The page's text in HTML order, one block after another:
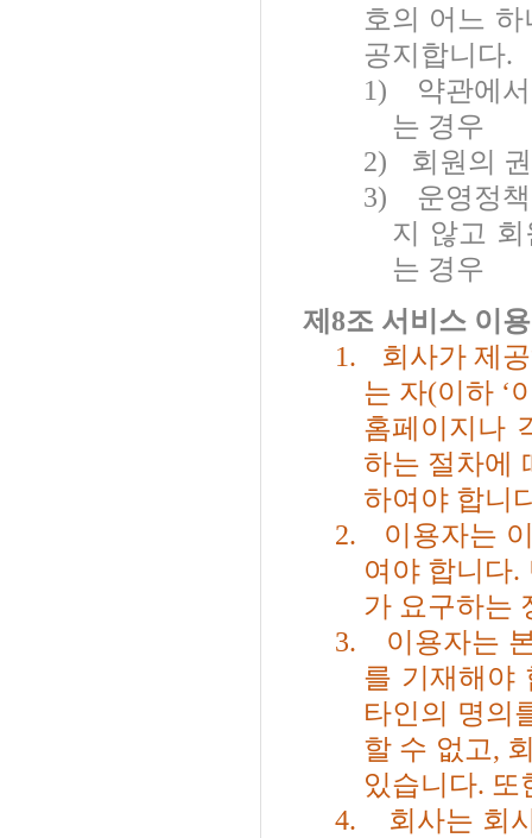
호의 어느
공지합니다.
1)
약관에
는 경우
2)
회원의
3)
운영정
지 않고
는 경우
제 8조 서비스 이
1.
회사가 제
는 자(이하 ‘
홈페이지나
하는 절차에
하여야 합니
2.
이용자는
여야 합니다.
가 요구하는
3.
이용자는
를 기재해야
타인의 명의
할 수 없고,
있습니다. 또
4.
회사는 회